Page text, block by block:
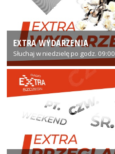
EXTRA WYDARZENIA
Słuchaj w niedzielę po godz. 09:00